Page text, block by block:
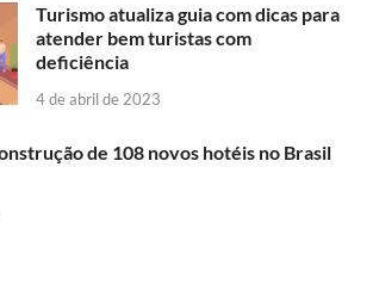
Turismo atualiza guia com dicas para
atender bem turistas com
deficiência
4 de abril de 2023
de 108 novos hotéis no Brasil